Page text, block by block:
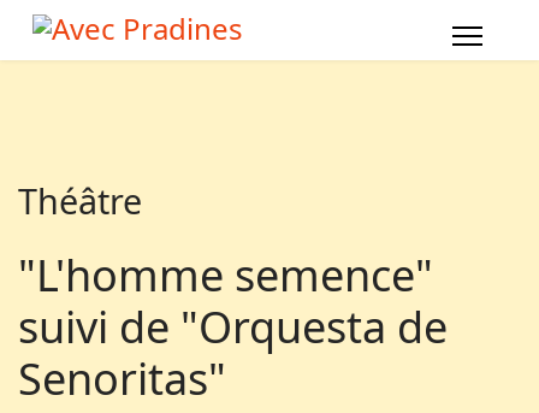
Théâtre
"L'homme semence"
suivi de "Orquesta de
Senoritas"